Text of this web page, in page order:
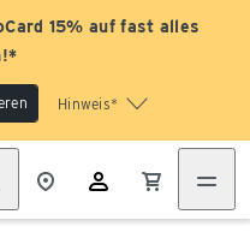
15% auf fast alles
Hinweis*